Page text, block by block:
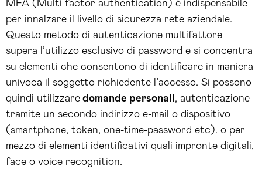
MFA (Multi factor authentication) è indispensabile
per innalzare il livello di sicurezza rete aziendale.
Questo metodo di autenticazione multifattore
supera l’utilizzo esclusivo di password e si concentra
su elementi che consentono di identificare in maniera
univoca il soggetto richiedente l’accesso. Si possono
quindi utilizzare domande personali, autenticazione
tramite un secondo indirizzo e-mail o dispositivo
(smartphone, token, one-time-password etc). o per
mezzo di elementi identificativi quali impronte digitali,
face o voice recognition.